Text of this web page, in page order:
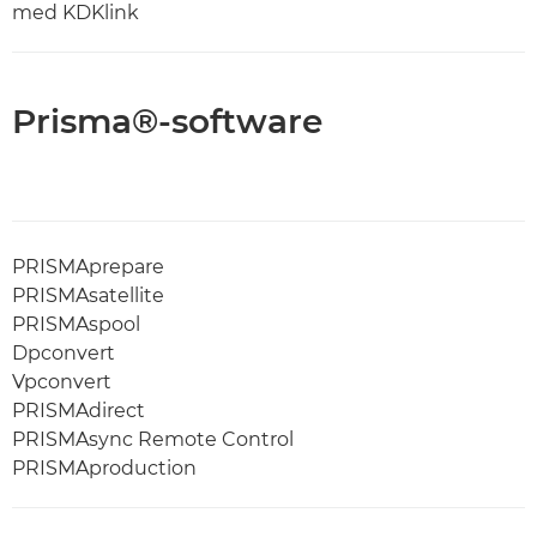
med KDKlink
Prisma®-software
PRISMAprepare
PRISMAsatellite
PRISMAspool
Dpconvert
Vpconvert
PRISMAdirect
PRISMAsync Remote Control
PRISMAproduction